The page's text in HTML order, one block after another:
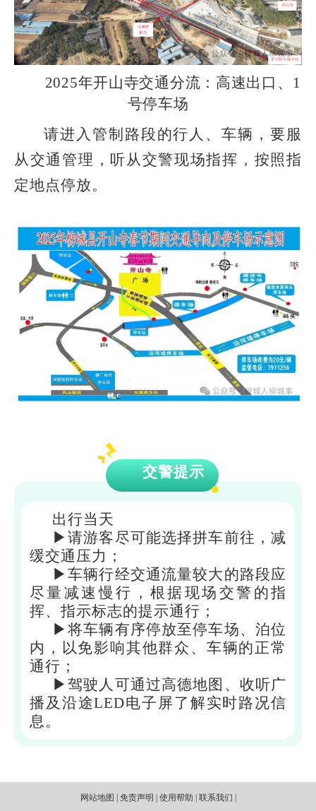
2025年开山寺交通分流：高速出口、1
号停车场
请进入管制路段的行人、车辆，要服
从交通管理，听从交警现场指挥，按照指
定地点停放。
交警提示
出行当天
▶请游客尽可能选择拼车前往，减
缓交通压力；
▶车辆行经交通流量较大的路段应
尽量减速慢行，根据现场交警的指
挥、指示标志的提示通行；
▶将车辆有序停放至停车场、泊位
内，以免影响其他群众、车辆的正常
通行；
▶驾驶人可通过高德地图、收听广
播及沿途LED电子屏了解实时路况信
息。
网站地图 | 免责声明 | 使用帮助 | 联系我们 |